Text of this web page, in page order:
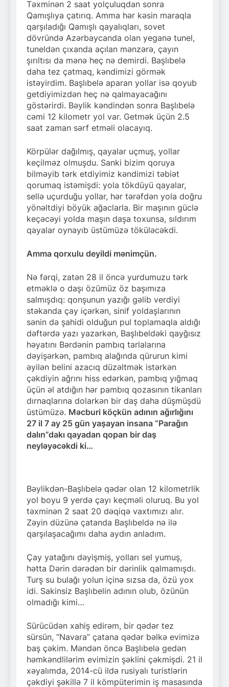
Təxminən 2 saat yolçuluqdan sonra
Qamışlıya çatırıq. Amma hər kəsin maraqla
qarşıladığı Qamışlı qayalıqları, sovet
dövründə Azərbaycanda olan yeganə tunel,
tuneldən çıxanda açılan mənzərə, çayın
şırıltısı da mənə heç nə demirdi. Başlıbelə
daha tez çatmaq, kəndimizi görmək
istəyirdim. Başlıbelə aparan yollar isə qoyub
getdiyimizdən heç nə qalmayacağını
göstərirdi. Bəylik kəndindən sonra Başlıbelə
cəmi 12 kilometr yol var. Getmək üçün 2.5
saat zaman sərf etməli olacayıq.
Körpülər dağılmış, qayalar uçmuş, yollar
keçilməz olmuşdu. Sanki bizim qoruya
bilməyib tərk etdiyimiz kəndimizi təbiət
qorumaq istəmişdi: yola tökdüyü qayalar,
sellə uçurduğu yollar, hər tərəfdən yola doğru
yönəltdiyi böyük ağaclarla. Bir maşının güclə
keçəcəyi yolda maşın daşa toxunsa, sıldırım
qayalar oynayıb üstümüzə töküləcəkdi.
Amma qorxulu deyildi mənimçün.
Nə fərqi, zatən 28 il öncə yurdumuzu tərk
etməklə o daşı özümüz öz başımıza
salmışdıq: qonşunun yazığı gəlib verdiyi
stəkanda çay içərkən, sinif yoldaşlarının
sənin də şahidi olduğun pul toplamaqla aldığı
dəftərdə yazı yazarkən, Başlıbeldəki qayğısız
həyatını Bərdənin pambıq tarlalarına
dəyişərkən, pambıq alağında qürurun kimi
əyilən belini azacıq düzəltmək istərkən
çəkdiyin ağrını hiss edərkən, pambıq yığmaq
üçün əl atdığın hər pambıq qozasının tikanları
dırnaqlarına dolarkən bir daş daha düşmüşdü
üstümüzə. Məcburi köçkün adının ağırlığını
27 il 7 ay 25 gün yaşayan insana “Parağın
dalın”dakı qayadan qopan bir daş
neyləyəcəkdi ki…
Bəylikdən-Başlıbelə qədər olan 12 kilometrlik
yol boyu 9 yerdə çayı keçməli oluruq. Bu yol
təxminən 2 saat 20 dəqiqə vaxtımızı alır.
Zəyin düzünə çatanda Başlıbeldə nə ilə
qarşılaşacağımı daha aydın anladım.
Çay yatağını dəyişmiş, yolları sel yumuş,
hətta Dərin dərədən bir dərinlik qalmamışdı.
Turş su bulağı yolun içinə sızsa da, özü yox
idi. Sakinsiz Başlıbelin adının olub, özünün
olmadığı kimi…
Sürücüdən xahiş edirəm, bir qədər tez
sürsün, “Navara” çatana qədər bəlkə evimizə
baş çəkim. Məndən öncə Başlıbelə gedən
həmkəndlilərim evimizin şəklini çəkmişdi. 21 il
xəyalımda, 2014-cü ildə rusiyalı turistlərin
çəkdiyi şəkillə 7 il kömpüterimin iş masasında